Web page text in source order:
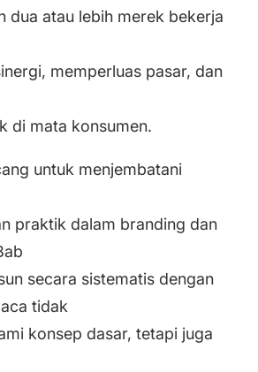
dua atau lebih merek bekerja
memperluas pasar, dan
di mata konsumen.
untuk menjembatani
praktik dalam branding dan
secara sistematis dengan
tidak
konsep dasar, tetapi juga